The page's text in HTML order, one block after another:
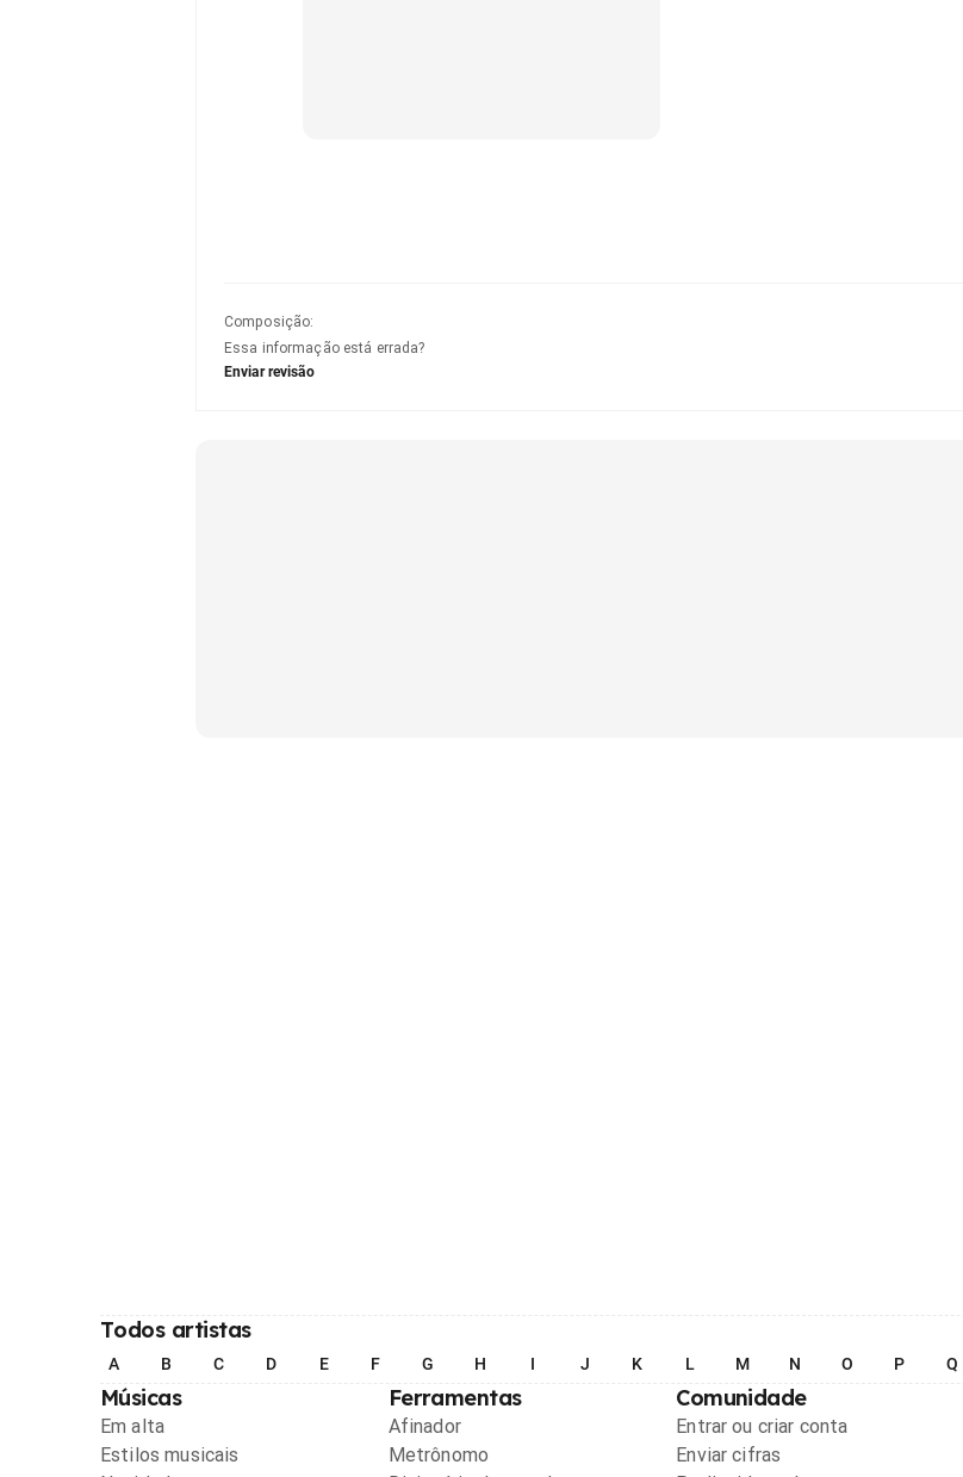
Composição:
Essa informação está errada?
Enviar revisão
Todos artistas
A B C D E F G H I J K L M N O P Q
Músicas
Em alta
Estilos musicais
Ferramentas
Afinador
Metrônomo
Comunidade
Entrar ou criar conta
Enviar cifras